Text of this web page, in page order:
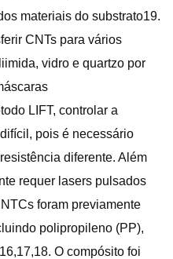
materiais do substrato19.
CNTs para vários
vidro e quartzo por
LIFT, controlar a
pois é necessário
diferente. Além
requer lasers pulsados
foram previamente
polipropileno (PP),
O compósito foi